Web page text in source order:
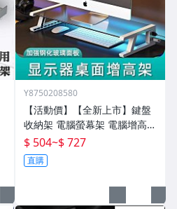
Y8750208580
【活動價】【全新上市】鍵盤
收納架 電腦螢幕架 電腦增高架
電腦架 置物增高架 桌面電腦架
螢幕增高架 螢幕收納架 臺式
$ 504~$ 727
直購